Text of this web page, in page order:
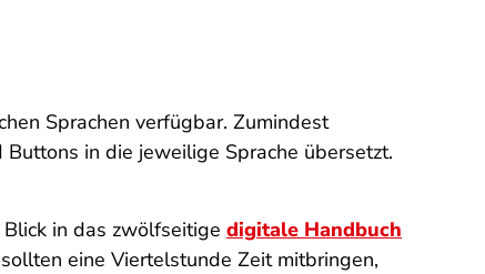
Sprachen verfügbar. Zumindest
in die jeweilige Sprache übersetzt.
in das zwölfseitige digitale Handbuch
eine Viertelstunde Zeit mitbringen,